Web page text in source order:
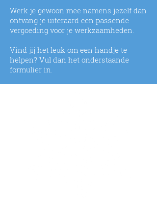
Werk je gewoon mee namens jezelf dan
ontvang je uiteraard een passende
vergoeding voor je werkzaamheden.
Vind jij het leuk om een handje te
helpen? Vul dan het onderstaande
formulier in.